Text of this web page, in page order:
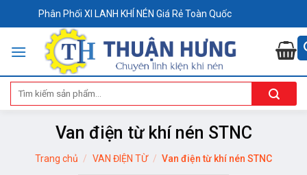
to
Phân Phối XI LANH KHÍ NÉN Giá Rẻ Toàn Quốc
Tìm
kiếm:
Van điện từ khí nén STNC
Trang chủ / VAN ĐIỆN TỪ / Van điện từ khí nén STNC